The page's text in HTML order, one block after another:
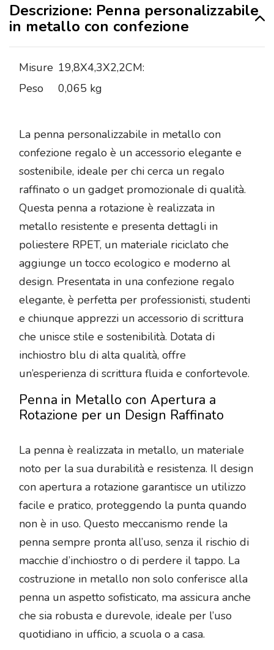
Descrizione: Penna personalizzabile
in metallo con confezione
Misure 19,8X4,3X2,2CM:
Peso
0,065 kg
La penna personalizzabile in metallo con
confezione regalo è un accessorio elegante e
sostenibile, ideale per chi cerca un regalo
raffinato o un gadget promozionale di qualità.
Questa penna a rotazione è realizzata in
metallo resistente e presenta dettagli in
poliestere RPET, un materiale riciclato che
aggiunge un tocco ecologico e moderno al
design. Presentata in una confezione regalo
elegante, è perfetta per professionisti, studenti
e chiunque apprezzi un accessorio di scrittura
che unisce stile e sostenibilità. Dotata di
inchiostro blu di alta qualità, offre
un’esperienza di scrittura fluida e confortevole.
Penna in Metallo con Apertura a
Rotazione per un Design Raffinato
La penna è realizzata in metallo, un materiale
noto per la sua durabilità e resistenza. Il design
con apertura a rotazione garantisce un utilizzo
facile e pratico, proteggendo la punta quando
non è in uso. Questo meccanismo rende la
penna sempre pronta all’uso, senza il rischio di
macchie d’inchiostro o di perdere il tappo. La
costruzione in metallo non solo conferisce alla
penna un aspetto sofisticato, ma assicura anche
che sia robusta e durevole, ideale per l’uso
quotidiano in ufficio, a scuola o a casa.